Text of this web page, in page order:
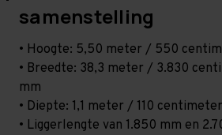
samenstelling
• Hoogte: 5,50 meter / 550
• Breedte: 38,3 meter / 3.830
mm
• Diepte: 1,1 meter / 110
• Liggerlengte van 1.850 mm en